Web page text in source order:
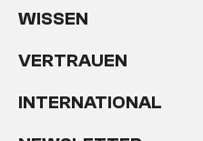
einer VITRINE
lässt.
Diese Arten
WISSEN
VERTRAUEN
INTERNATIONAL